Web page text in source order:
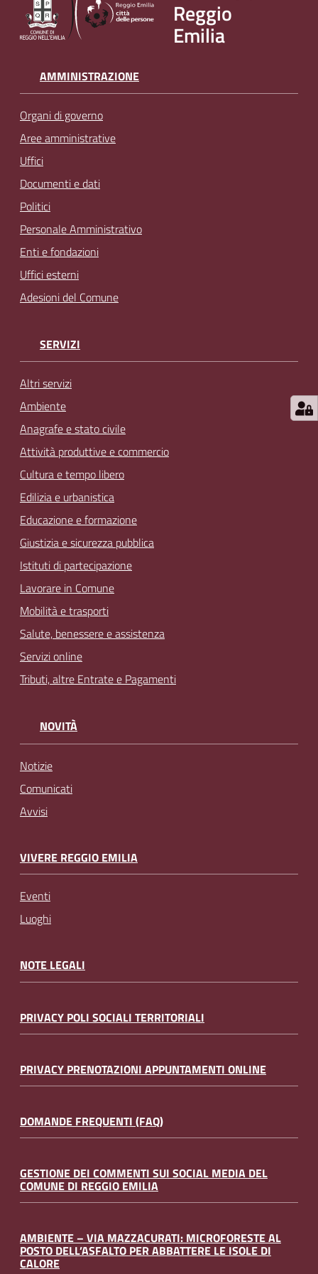
n
Seguici
su
Reggio
Emilia
AMMINISTRAZIONE
Organi di governo
Aree amministrative
Uffici
Documenti e dati
Politici
Personale Amministrativo
Enti e fondazioni
Uffici esterni
Adesioni del Comune
SERVIZI
Altri servizi
Ambiente
Anagrafe e stato civile
Attività produttive e commercio
Cultura e tempo libero
Edilizia e urbanistica
Educazione e formazione
Giustizia e sicurezza pubblica
Istituti di partecipazione
Lavorare in Comune
Mobilità e trasporti
Salute, benessere e assistenza
Servizi online
Tributi, altre Entrate e Pagamenti
NOVITÀ
Notizie
Comunicati
Avvisi
VIVERE REGGIO EMILIA
Eventi
Luoghi
NOTE LEGALI
PRIVACY POLI SOCIALI TERRITORIALI
PRIVACY PRENOTAZIONI APPUNTAMENTI ONLINE
DOMANDE FREQUENTI (FAQ)
GESTIONE DEI COMMENTI SUI SOCIAL MEDIA DEL
COMUNE DI REGGIO EMILIA
AMBIENTE – VIA MAZZACURATI: MICROFORESTE AL
POSTO DELL’ASFALTO PER ABBATTERE LE ISOLE DI
CALORE